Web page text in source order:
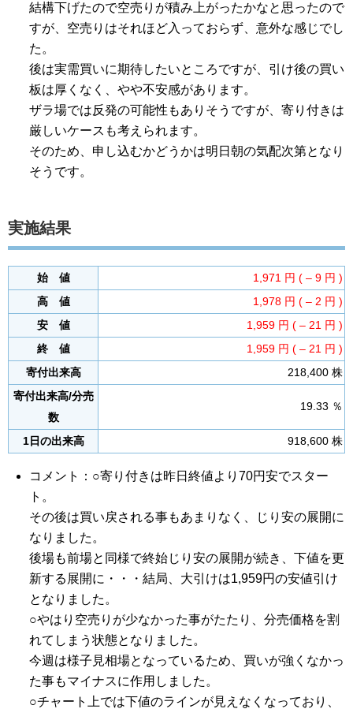
結構下げたので空売りが積み上がったかなと思ったので
すが、空売りはそれほど入っておらず、意外な感じでし
た。
後は実需買いに期待したいところですが、引け後の買い
板は厚くなく、やや不安感があります。
ザラ場では反発の可能性もありそうですが、寄り付きは
厳しいケースも考えられます。
そのため、申し込むかどうかは明日朝の気配次第となり
そうです。
実施結果
始 値
1,971 円 ( – 9 円 )
高 値
1,978 円 ( – 2 円 )
安 値
1,959 円 ( – 21 円 )
終 値
1,959 円 ( – 21 円 )
寄付出来高
218,400 株
寄付出来高/分売
数
19.33 ％
1日の出来高 918,600 株
コメント：○寄り付きは昨日終値より70円安でスター
ト。
その後は買い戻される事もあまりなく、じり安の展開に
なりました。
後場も前場と同様で終始じり安の展開が続き、下値を更
新する展開に・・・結局、大引けは1,959円の安値引け
となりました。
○やはり空売りが少なかった事がたたり、分売価格を割
れてしまう状態となりました。
今週は様子見相場となっているため、買いが強くなかっ
た事もマイナスに作用しました。
○チャート上では下値のラインが見えなくなっており、